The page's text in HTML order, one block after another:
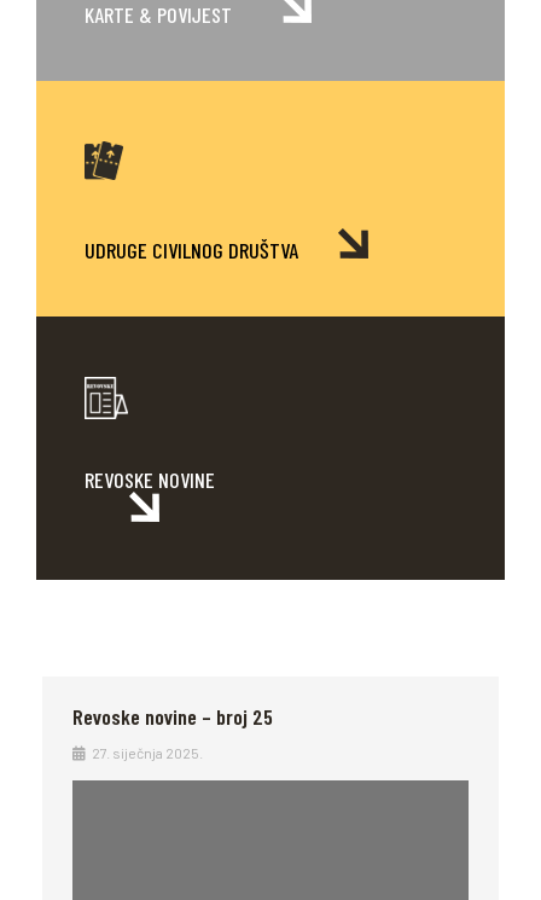
KARTE & POVIJEST
UDRUGE CIVILNOG DRUŠTVA
REVOSKE NOVINE
Revoske novine – broj 25
27. siječnja 2025.